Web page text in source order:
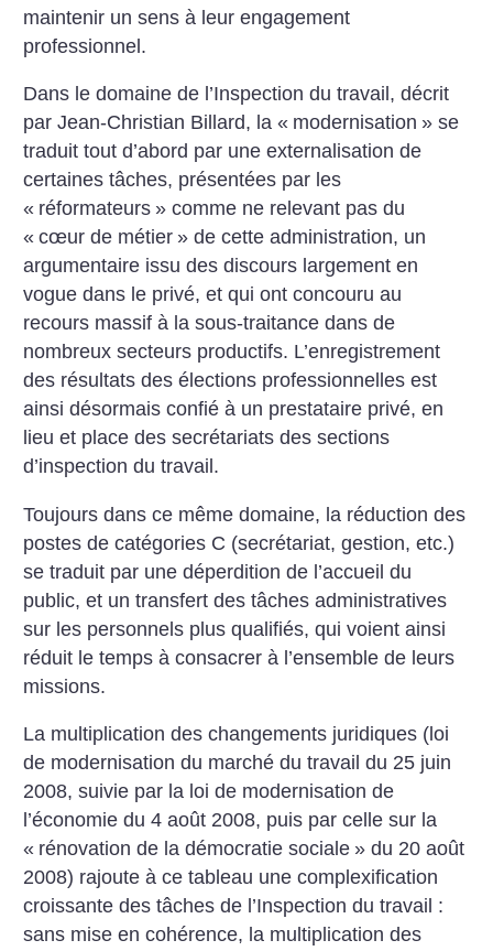
maintenir un sens à leur engagement
professionnel.
Dans le domaine de l’Inspection du travail, décrit
par Jean-Christian Billard, la « modernisation » se
traduit tout d’abord par une externalisation de
certaines tâches, présentées par les
« réformateurs » comme ne relevant pas du
« cœur de métier » de cette administration, un
argumentaire issu des discours largement en
vogue dans le privé, et qui ont concouru au
recours massif à la sous-traitance dans de
nombreux secteurs productifs. L’enregistrement
des résultats des élections professionnelles est
ainsi désormais confié à un prestataire privé, en
lieu et place des secrétariats des sections
d’inspection du travail.
Toujours dans ce même domaine, la réduction des
postes de catégories C (secrétariat, gestion, etc.)
se traduit par une déperdition de l’accueil du
public, et un transfert des tâches administratives
sur les personnels plus qualifiés, qui voient ainsi
réduit le temps à consacrer à l’ensemble de leurs
missions.
La multiplication des changements juridiques (loi
de modernisation du marché du travail du 25 juin
2008, suivie par la loi de modernisation de
l’économie du 4 août 2008, puis par celle sur la
« rénovation de la démocratie sociale » du 20 août
2008) rajoute à ce tableau une complexification
croissante des tâches de l’Inspection du travail :
sans mise en cohérence, la multiplication des